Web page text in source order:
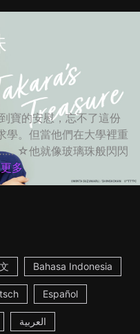
寶的安慰，忘不了這份
學。但當他們在大學裡重
☆他就像玻璃珠般閃閃
更多
Bahasa Indonesia
Español
العربية